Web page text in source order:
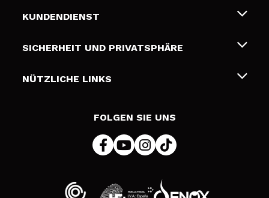
Über uns
Geschenkkarten
KUNDENDIENST
Liefer- und Versandkosten
Zahlung
SICHERHEIT UND PRIVATSPHÄRE
Bedingungen und Datenschutz
NÜTZLICHE LINKS
FOLGEN SIE UNS